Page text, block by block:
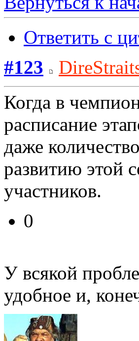
Ответить с
#123
Когда в
расписание
даже
развитию этой
участников.
0
У всякой
удобное и,